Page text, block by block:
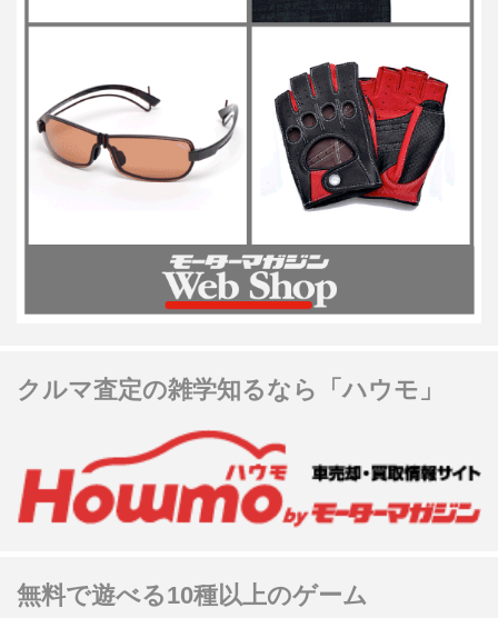
クルマ査定の雑学知るなら「ハウモ」
無料で遊べる10種以上のゲーム